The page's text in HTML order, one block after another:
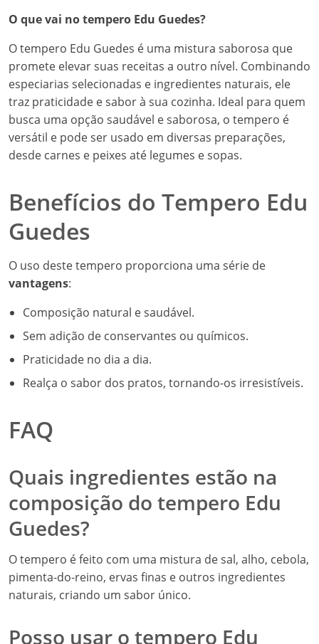
O que vai no tempero Edu Guedes?
O tempero Edu Guedes é uma mistura saborosa que
promete elevar suas receitas a outro nível. Combinando
especiarias selecionadas e ingredientes naturais, ele
traz praticidade e sabor à sua cozinha. Ideal para quem
busca uma opção saudável e saborosa, o tempero é
versátil e pode ser usado em diversas preparações,
desde carnes e peixes até legumes e sopas.
Benefícios do Tempero Edu
Guedes
O uso deste tempero proporciona uma série de
vantagens:
Composição natural e saudável.
Sem adição de conservantes ou químicos.
Praticidade no dia a dia.
Realça o sabor dos pratos, tornando-os irresistíveis.
FAQ
Quais ingredientes estão na
composição do tempero Edu
Guedes?
O tempero é feito com uma mistura de sal, alho, cebola,
pimenta-do-reino, ervas finas e outros ingredientes
naturais, criando um sabor único.
Posso usar o tempero Edu